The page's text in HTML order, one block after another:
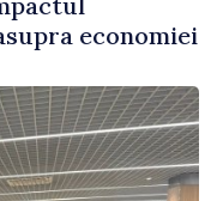
economiei